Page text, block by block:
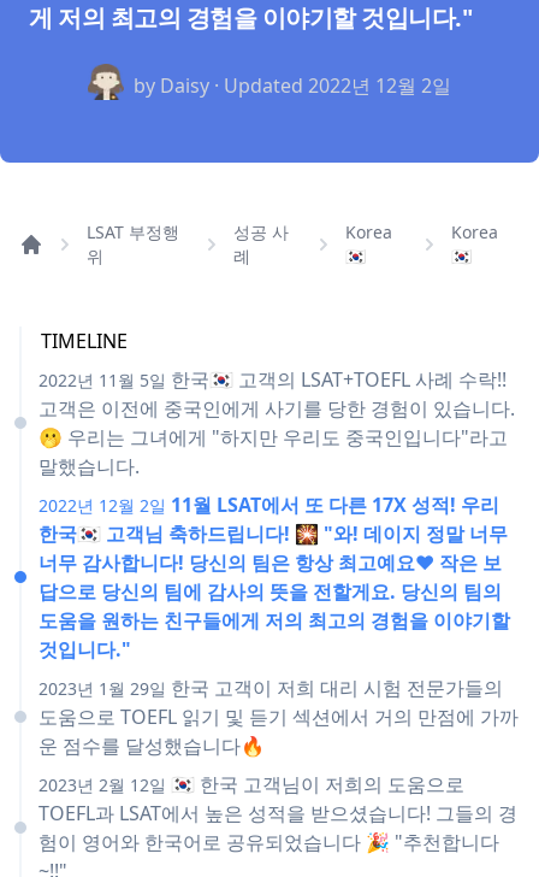
게 저의 최고의 경험을 이야기할 것입니다."
by Daisy · Updated 2022년 12월 2일
LSAT 부정행
위
성공 사
례
Korea
🇰🇷
Korea
🇰🇷
TIMELINE
2022년 11월 5일 한국🇰🇷 고객의 LSAT+TOEFL 사례 수락!!
고객은 이전에 중국인에게 사기를 당한 경험이 있습니다.
🫢 우리는 그녀에게 "하지만 우리도 중국인입니다"라고
말했습니다.
2022년 12월 2일 11월 LSAT에서 또 다른 17X 성적! 우리
한국🇰🇷 고객님 축하드립니다! 🎇 "와! 데이지 정말 너무
너무 감사합니다! 당신의 팀은 항상 최고예요❤️ 작은 보
답으로 당신의 팀에 감사의 뜻을 전할게요. 당신의 팀의
도움을 원하는 친구들에게 저의 최고의 경험을 이야기할
것입니다."
2023년 1월 29일 한국 고객이 저희 대리 시험 전문가들의
도움으로 TOEFL 읽기 및 듣기 섹션에서 거의 만점에 가까
운 점수를 달성했습니다🔥
2023년 2월 12일 🇰🇷 한국 고객님이 저희의 도움으로
TOEFL과 LSAT에서 높은 성적을 받으셨습니다! 그들의 경
험이 영어와 한국어로 공유되었습니다 🎉 "추천합니다
~!!"